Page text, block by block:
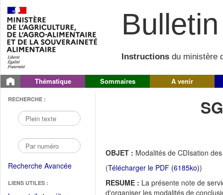
Instructions du ministère
Thématique Sommaires A venir
RECHERCHE :
Recherche Avancée
LIENS UTILES :
OBJET : Modalités de CDIsation
(Télécharger le PDF (6185ko))
RESUME : La présente note de
d'organiser les modalités de